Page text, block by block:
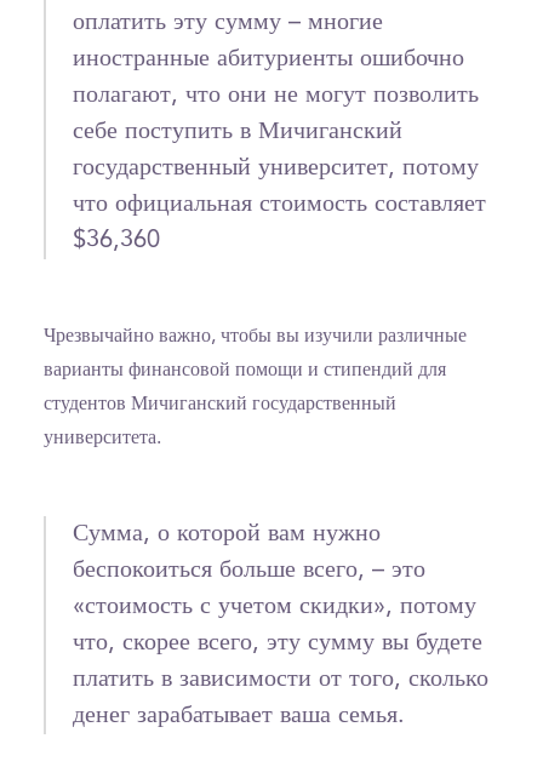
оплатить эту сумму – многие
иностранные абитуриенты ошибочно
полагают, что они не могут позволить
себе поступить в Мичиганский
государственный университет, потому
что официальная стоимость составляет
$36,360
Чрезвычайно важно, чтобы вы изучили различные
варианты финансовой помощи и стипендий для
студентов Мичиганский государственный
университета.
Сумма, о которой вам нужно
беспокоиться больше всего, – это
«стоимость с учетом скидки», потому
что, скорее всего, эту сумму вы будете
платить в зависимости от того, сколько
денег зарабатывает ваша семья.